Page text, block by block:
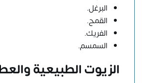
البرغل.
القمح.
الفريك.
السمسم.
الزيوت الطبيعية